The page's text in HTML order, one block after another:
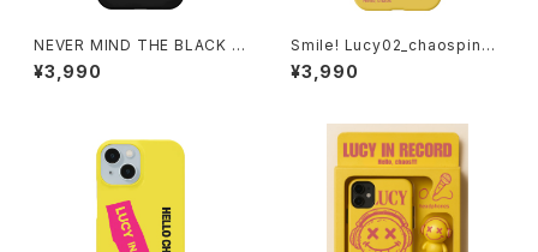
NEVER MIND THE BLACK iP
honeケース 1020-24112609
0
¥3,990
Smile! Lucy02_chaospink i
Phoneケース 1020-24112611
1
¥3,990